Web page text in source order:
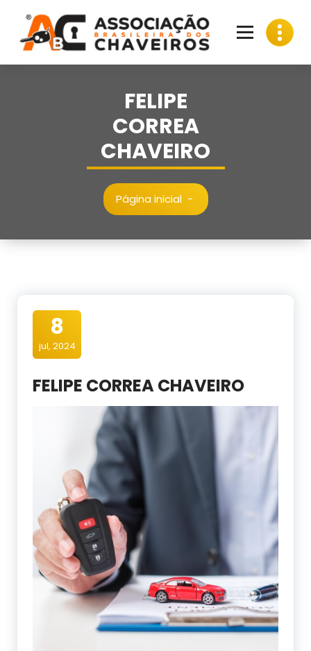
conteúdo
FELIPE
CORREA
CHAVEIRO
Página inicial-
8
jul, 2024
FELIPE CORREA CHAVEIRO